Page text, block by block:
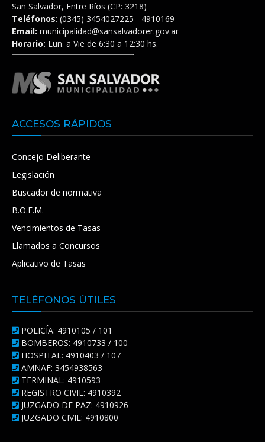
San Salvador, Entre Ríos (CP: 3218)
Teléfonos: (0345) 3454027225 - 4910169
Email: municipalidad@sansalvadorer.gov.ar
Horario: Lun. a Vie de 6:30 a 12:30 hs.
ACCESOS RÁPIDOS
Concejo Deliberante
Legislación
Buscador de normativa
B.O.E.M.
Vencimientos de Tasas
Llamados a Concursos
Aplicativo de Tasas
TELÉFONOS ÚTILES
POLICÍA: 4910105 / 101
BOMBEROS: 4910733 / 100
HOSPITAL: 4910403 / 107
AMNAF: 3454938563
TERMINAL: 4910593
REGISTRO CIVIL: 4910392
JUZGADO DE PAZ: 4910926
JUZGADO CIVIL: 4910800